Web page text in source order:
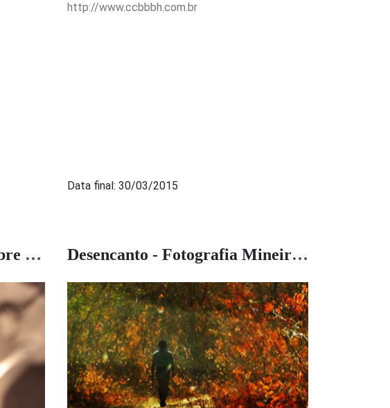
http://www.ccbbbh.com.br
Data final: 30/03/2015
Quasepoema - exposição sobre Drummond Desencanto - Fotografia Mineira contemporânea